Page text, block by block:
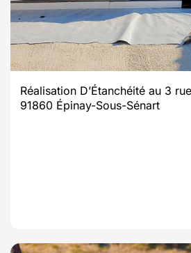
Réalisation D’Étanchéité au 3
91860 Épinay-Sous-Sénart